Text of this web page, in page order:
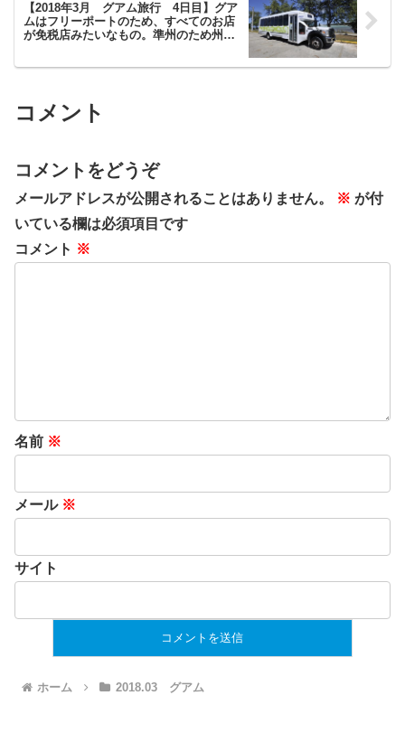
【2018年3月 グアム旅行 4日目】グア
ムはフリーポートのため、すべてのお店
が免税店みたいなもの。準州のため州税
コメント
コメントをどうぞ
メールアドレスが公開されることはありません。 ※ が付
いている欄は必須項目です
コメント ※
名前 ※
メール ※
サイト
ホーム 2018.03 グアム